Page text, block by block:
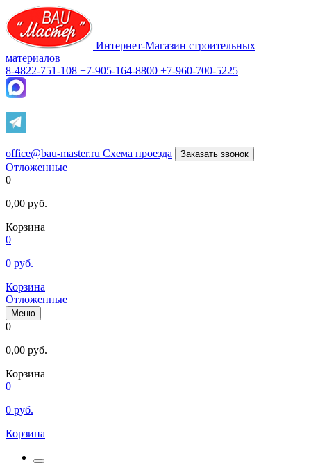
Интернет-Магазин строительных
материалов
8-4822-751-108 +7-905-164-8800 +7-960-700-5225
office@bau-master.ru Схема проезда Заказать звонок
Отложенные
0
0,00 руб.
Корзина
0
0 руб.
Корзина
Отложенные
Меню
0
0,00 руб.
Корзина
0
0 руб.
Корзина